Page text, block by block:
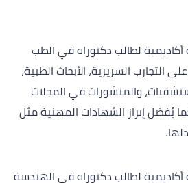
أكاديمية لطالب دكتوراه في الطب
التجارب السريرية، الأبحاث الطبية،
والمنشورات في المجلات
يُفضل إبراز الشهادات المهنية مثل
أكاديمية لطالب دكتوراه في الهندسة